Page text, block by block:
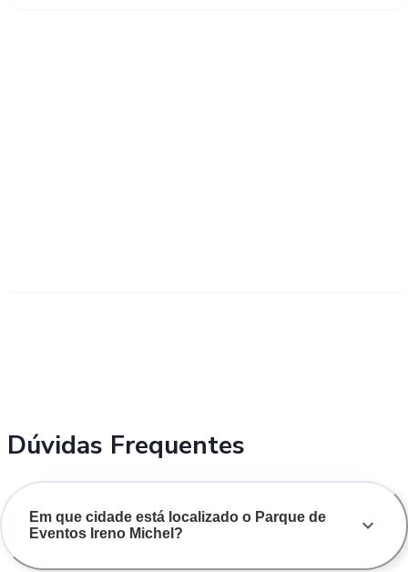
Dúvidas Frequentes
Em que cidade está localizado o Parque de
Eventos Ireno Michel?